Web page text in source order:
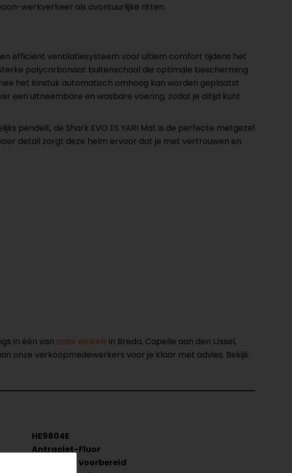
werkverkeer als avontuurlijke ritten.
efficiënt ventilatiesysteem voor ultiem comfort tijdens het
sterke polycarbonaat buitenschaal die optimale bescherming
het kinstuk automatisch omhoog kan worden geplaatst
een uitneembare en wasbare voering, zodat je altijd kunt
pendelt, de Shark EVO ES YARI Mat is de perfecte metgezel
detail zorgt deze helm ervoor dat je met vertrouwen en
in één van onze winkels in Breda, Capelle aan den IJssel,
onze verkoopmedewerkers voor je klaar met advies. Bekijk
HE9804E
Antraciet-Fluor
Universeel voorbereid